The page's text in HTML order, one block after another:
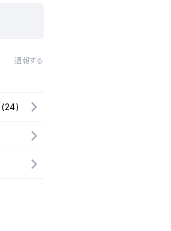
通報する
(24)